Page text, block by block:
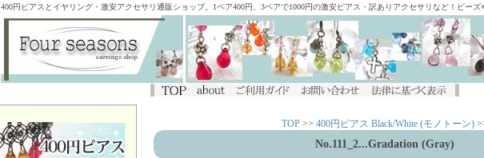
400円ピアスとイヤリング・激安アクセサリ通販ショップ。1ペア400円、3ペアで1000円の激安ピアス・訳ありアクセサリなど！ビー
TOP >> 400円ピアス Black/White (モノトーン)
No.111_2...Gradation (Gray)